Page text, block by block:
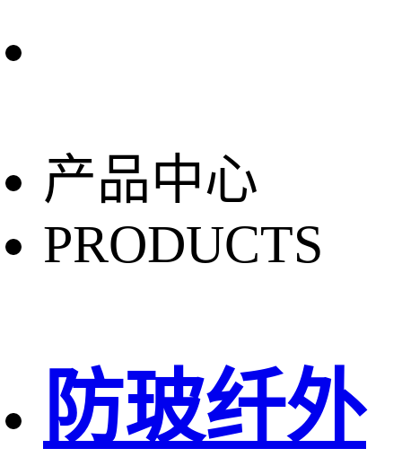
产品中心
PRODUCTS
防玻纤外